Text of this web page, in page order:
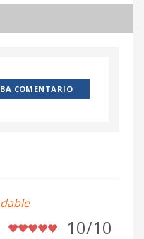
COMENTARIO
10/10